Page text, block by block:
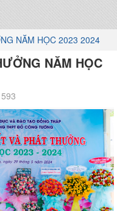
NĂM HỌC 2023 2024
NĂM HỌC